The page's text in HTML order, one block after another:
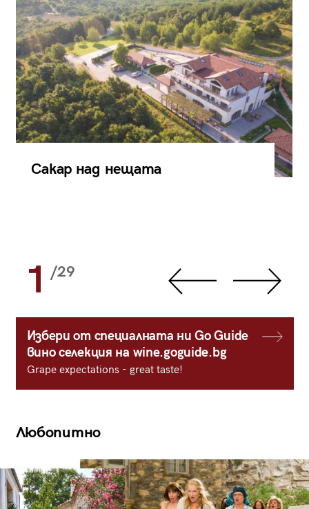
Сакар над нещата
1 /29
Избери от специалната ни Go Guide
вино селекция на wine.goguide.bg
Grape expectations - great taste!
Любопитно